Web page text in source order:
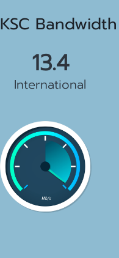
KSC Bandwidth
15.5 Gbps
International